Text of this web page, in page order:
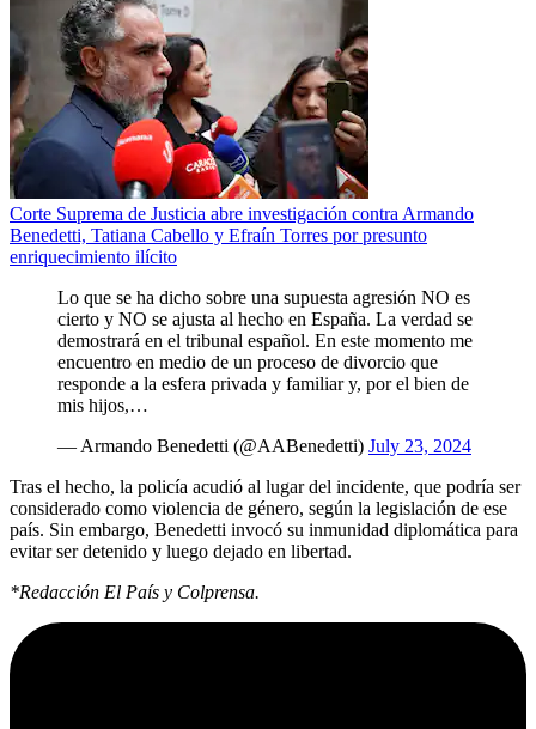
Corte Suprema de Justicia abre investigación contra Armando
Benedetti, Tatiana Cabello y Efraín Torres por presunto
enriquecimiento ilícito
Lo que se ha dicho sobre una supuesta agresión NO es
cierto y NO se ajusta al hecho en España. La verdad se
demostrará en el tribunal español. En este momento me
encuentro en medio de un proceso de divorcio que
responde a la esfera privada y familiar y, por el bien de
mis hijos,…
— Armando Benedetti (@AABenedetti) July 23, 2024
Tras el hecho, la policía acudió al lugar del incidente, que podría ser
considerado como violencia de género, según la legislación de ese
país. Sin embargo, Benedetti invocó su inmunidad diplomática para
evitar ser detenido y luego dejado en libertad.
*Redacción El País y Colprensa.